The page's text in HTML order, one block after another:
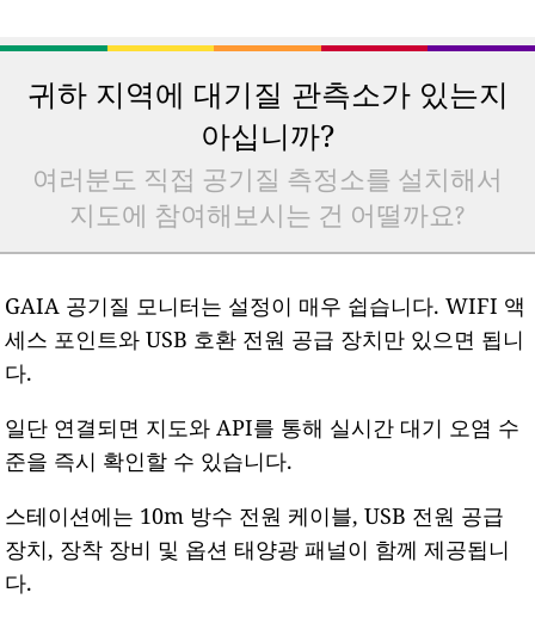
귀하 지역에 대기질 관측소가 있는지
아십니까?
여러분도 직접 공기질 측정소를 설치해서
지도에 참여해보시는 건 어떨까요?
GAIA 공기질 모니터는 설정이 매우 쉽습니다. WIFI 액
세스 포인트와 USB 호환 전원 공급 장치만 있으면 됩니
다.
일단 연결되면 지도와 API를 통해 실시간 대기 오염 수
준을 즉시 확인할 수 있습니다.
스테이션에는 10m 방수 전원 케이블, USB 전원 공급
장치, 장착 장비 및 옵션 태양광 패널이 함께 제공됩니
다.